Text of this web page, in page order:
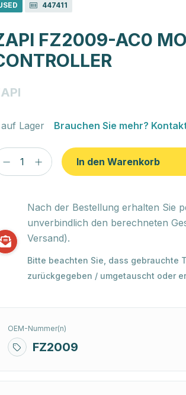
447411
FZ2009-AC0
auf Lager Brauchen Sie mehr?
In den Warenkorb
Nach der Bestellung erhalten Sie
unverbindlich den berechneten
Versand).
Bitte beachten Sie, dass gebrauchte
zurückgegeben / umgetauscht oder
OEM-Nummer(n)
FZ2009